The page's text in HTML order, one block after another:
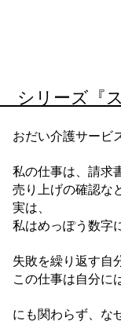
シリーズ『
おだい介護サービ
私の仕事は、請求
売り上げの確認な
実は、
私はめっぽう数字
失敗を繰り返す自
この仕事は自分に
にも関わらず、な